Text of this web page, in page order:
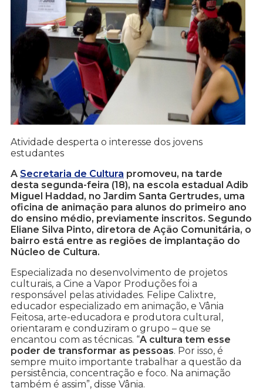
Atividade desperta o interesse dos jovens
estudantes
A Secretaria de Cultura promoveu, na tarde
desta segunda-feira (18), na escola estadual Adib
Miguel Haddad, no Jardim Santa Gertrudes, uma
oficina de animação para alunos do primeiro ano
do ensino médio, previamente inscritos. Segundo
Eliane Silva Pinto, diretora de Ação Comunitária, o
bairro está entre as regiões de implantação do
Núcleo de Cultura.
Especializada no desenvolvimento de projetos
culturais, a Cine a Vapor Produções foi a
responsável pelas atividades. Felipe Calixtre,
educador especializado em animação, e Vânia
Feitosa, arte-educadora e produtora cultural,
orientaram e conduziram o grupo – que se
encantou com as técnicas. “A cultura tem esse
poder de transformar as pessoas. Por isso, é
sempre muito importante trabalhar a questão da
persistência, concentração e foco. Na animação
também é assim”, disse Vânia.